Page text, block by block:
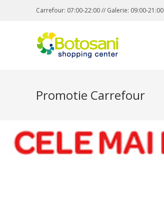
Carrefour: 07:00-22:00 // Galerie: 09:00-21:00
Promotie Carrefour